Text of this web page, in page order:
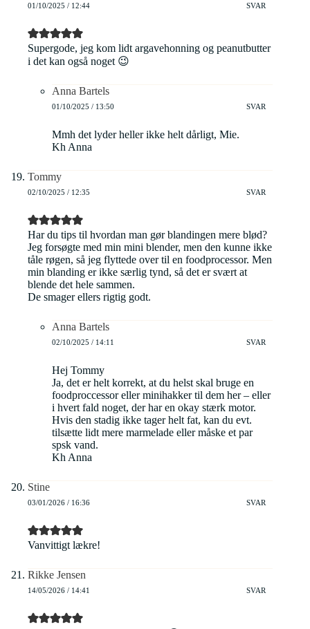
01/10/2025 / 12:44 SVAR
Supergode, jeg kom lidt argavehonning og peanutbutter
i det kan også noget 😉
Anna Bartels
01/10/2025 / 13:50 SVAR
Mmh det lyder heller ikke helt dårligt, Mie.
Kh Anna
Tommy
02/10/2025 / 12:35 SVAR
Har du tips til hvordan man gør blandingen mere blød?
Jeg forsøgte med min mini blender, men den kunne ikke
tåle røgen, så jeg flyttede over til en foodprocessor. Men
min blanding er ikke særlig tynd, så det er svært at
blende det hele sammen.
De smager ellers rigtig godt.
Anna Bartels
02/10/2025 / 14:11 SVAR
Hej Tommy
Ja, det er helt korrekt, at du helst skal bruge en
foodproccessor eller minihakker til dem her – eller
i hvert fald noget, der har en okay stærk motor.
Hvis den stadig ikke tager helt fat, kan du evt.
tilsætte lidt mere marmelade eller måske et par
spsk vand.
Kh Anna
Stine
03/01/2026 / 16:36 SVAR
Vanvittigt lækre!
Rikke Jensen
14/05/2026 / 14:41 SVAR